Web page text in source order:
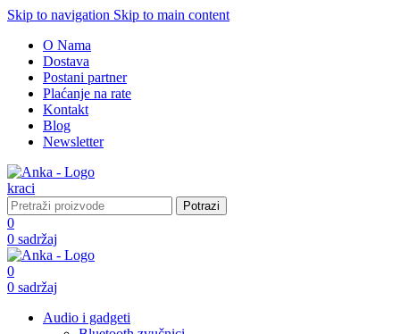
Skip to navigation Skip to main content
O Nama
Dostava
Postani partner
Plaćanje na rate
Kontakt
Blog
Newsletter
Potrazi
0
0 sadržaj
0
0 sadržaj
Audio i gadgeti